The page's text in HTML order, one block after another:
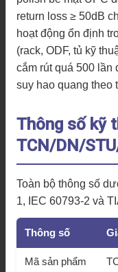
return loss ≥ 50dB
hoạt động ổn định
(rack, ODF, tủ kỹ
cắm rút quá 500 lần
suy hao quang theo
Thông số kỹ
TCN/DN/
Toàn bộ thông số
1, IEC 60793-2 và
Thông số
Mã sản phẩm